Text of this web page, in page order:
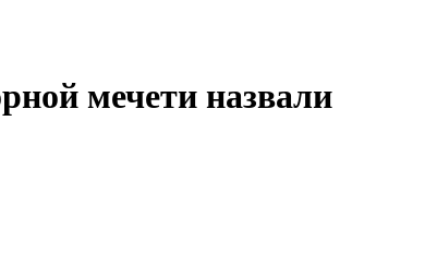
мечети назвали